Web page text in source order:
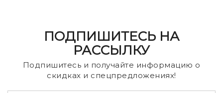
ПОДПИШИТЕСЬ НА
РАССЫЛКУ
Подпишитесь и получайте информацию о
скидках и спецпредложениях!